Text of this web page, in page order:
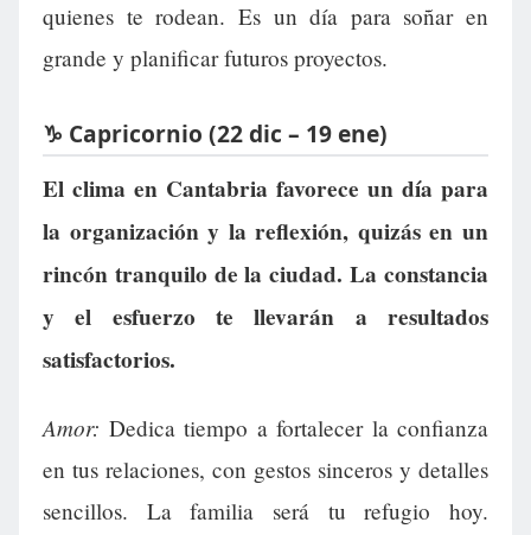
quienes te rodean. Es un día para soñar en
grande y planificar futuros proyectos.
♑ Capricornio (22 dic – 19 ene)
El clima en Cantabria favorece un día para
la organización y la reflexión, quizás en un
rincón tranquilo de la ciudad. La constancia
y el esfuerzo te llevarán a resultados
satisfactorios.
Amor: Dedica tiempo a fortalecer la confianza
en tus relaciones, con gestos sinceros y detalles
sencillos. La familia será tu refugio hoy.